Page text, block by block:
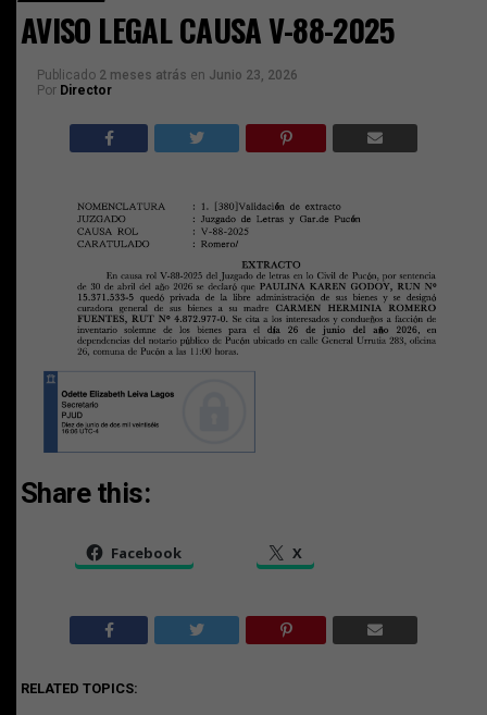
AVISO LEGAL CAUSA V-88-2025
Publicado 2 meses atrás en Junio 23, 2026
Por Director
Share this:
Facebook X
RELATED TOPICS: